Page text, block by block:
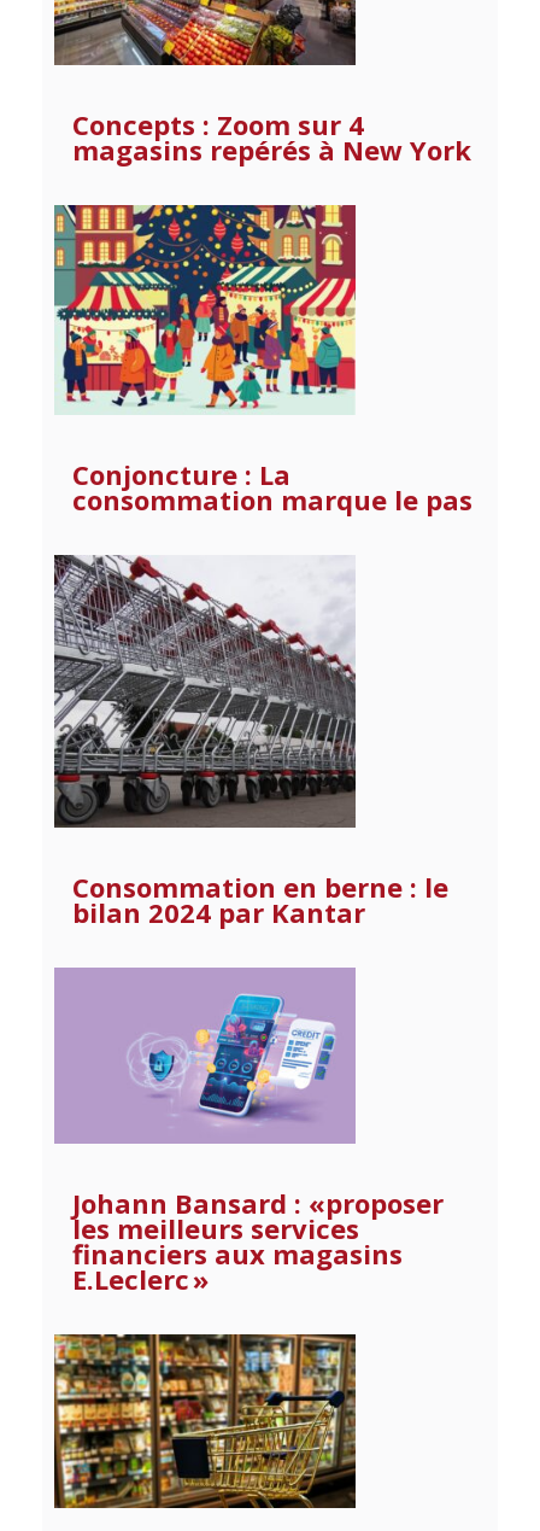
Concepts : Zoom sur 4
magasins repérés à New York
Conjoncture : La
consommation marque le pas
Consommation en berne : le
bilan 2024 par Kantar
Johann Bansard : «proposer
les meilleurs services
financiers aux magasins
E.Leclerc »